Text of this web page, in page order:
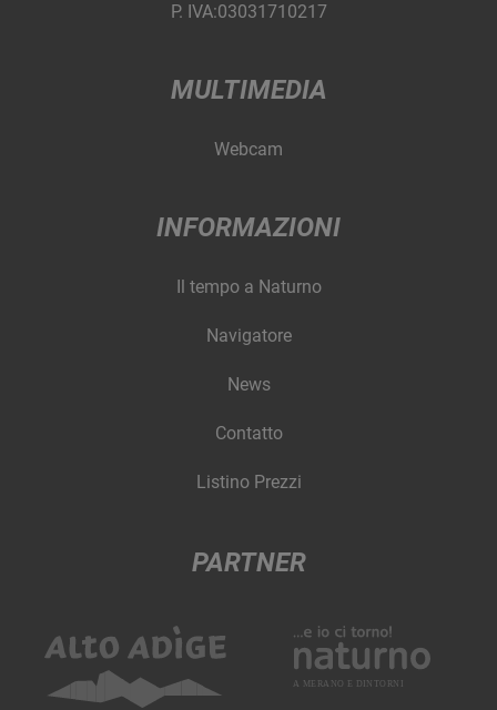
P. IVA:03031710217
MULTIMEDIA
Webcam
INFORMAZIONI
Il tempo a Naturno
Navigatore
News
Contatto
Listino Prezzi
PARTNER